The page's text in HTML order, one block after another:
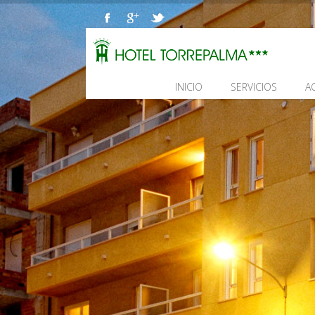
INICIO SERVICIOS